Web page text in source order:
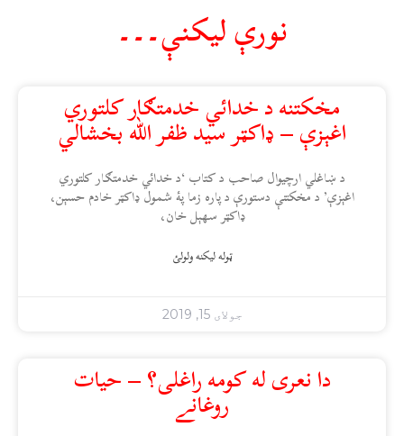
نورې ليکنې۔۔۔
مخکتنه د خدائي خدمتګار کلتوري
اغېزې – ډاکټر سید ظفر الله بخشالي
د ښاغلي ارچيوال صاحب د کتاب ‘د خدائي خدمتګار کلتوري
اغېزې’ د مخکتنې دستورې د پاره زما پۀ شمول ډاکټر خادم حسېن،
ډاکټر سهېل خان،
ټوله ليکنه ولولئ
جولای 15, 2019
دا نعری له کومه راغلی؟ – حیات
روغانے